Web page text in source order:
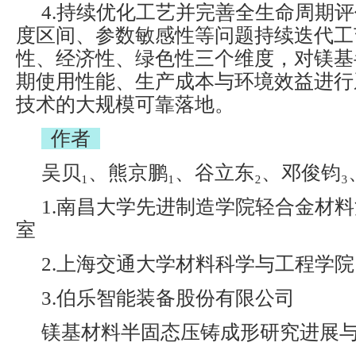
4.持续优化工艺并完善全生命周期
度区间、参数敏感性等问题持续迭代
性、经济性、绿色性三个维度，对镁
期使用性能、生产成本与环境效益进
技术的大规模可靠落地。
作者
吴贝₁、熊京鹏₁、谷立东₂、邓俊钧₃
1.南昌大学先进制造学院轻合金材
室
2.上海交通大学材料科学与工程学院
3.伯乐智能装备股份有限公司
镁基材料半固态压铸成形研究进展